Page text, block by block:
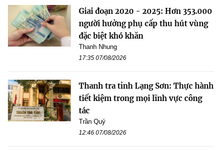
Giai đoạn 2020 - 2025: Hơn 353.000
người hưởng phụ cấp thu hút vùng
đặc biệt khó khăn
Thanh Nhung
17:35 07/08/2026
Thanh tra tỉnh Lạng Sơn: Thực hành
tiết kiệm trong mọi lĩnh vực công
tác
Trần Quý
12:46 07/08/2026